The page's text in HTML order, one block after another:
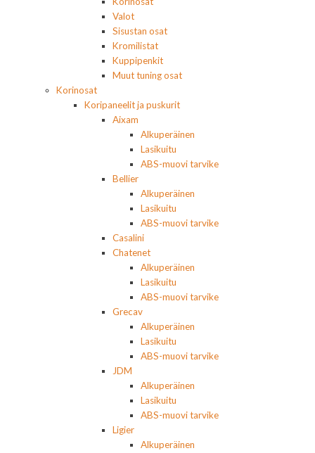
Valot
Sisustan osat
Kromilistat
Kuppipenkit
Muut tuning osat
Korinosat
Koripaneelit ja puskurit
Aixam
Alkuperäinen
Lasikuitu
ABS-muovi tarvike
Bellier
Alkuperäinen
Lasikuitu
ABS-muovi tarvike
Casalini
Chatenet
Alkuperäinen
Lasikuitu
ABS-muovi tarvike
Grecav
Alkuperäinen
Lasikuitu
ABS-muovi tarvike
JDM
Alkuperäinen
Lasikuitu
ABS-muovi tarvike
Ligier
Alkuperäinen